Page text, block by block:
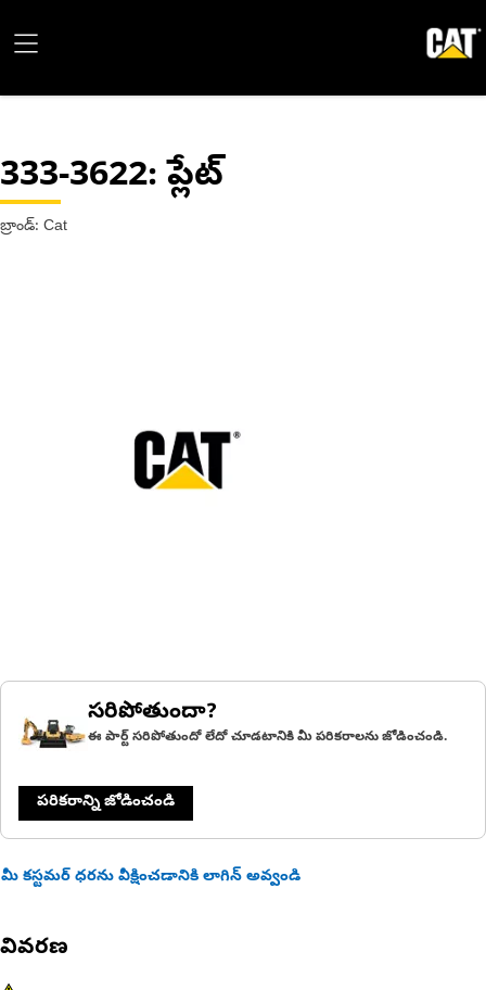
333-3622: ప్లేట్
బ్రాండ్: Cat
సరిపోతుందా?
ఈ పార్ట్ సరిపోతుందో లేదో చూడటానికి మీ పరికరాలను జోడించండి.
పరికరాన్ని జోడించండి
మీ కస్టమర్ ధరను వీక్షించడానికి లాగిన్ అవ్వండి
వివరణ